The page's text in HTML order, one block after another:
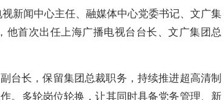
新闻中心主任、融媒体中心党委书记、文广集
首次出任上海广播电视台台长、文广集团总
台长，保留集团总裁职务，持续推进超高清制
。多轮岗位轮换，让其同时具备党务管理、新